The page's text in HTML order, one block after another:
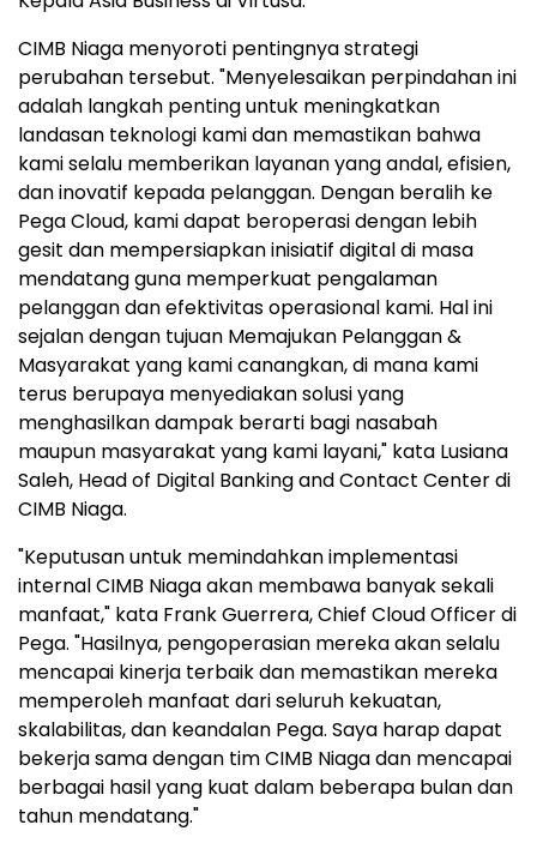
CIMB Niaga menyoroti pentingnya strategi
perubahan tersebut. "Menyelesaikan perpindahan ini
adalah langkah penting untuk meningkatkan
landasan teknologi kami dan memastikan bahwa
kami selalu memberikan layanan yang andal, efisien,
dan inovatif kepada pelanggan. Dengan beralih ke
Pega Cloud, kami dapat beroperasi dengan lebih
gesit dan mempersiapkan inisiatif digital di masa
mendatang guna memperkuat pengalaman
pelanggan dan efektivitas operasional kami. Hal ini
sejalan dengan tujuan Memajukan Pelanggan &
Masyarakat yang kami canangkan, di mana kami
terus berupaya menyediakan solusi yang
menghasilkan dampak berarti bagi nasabah
maupun masyarakat yang kami layani," kata Lusiana
Saleh, Head of Digital Banking and Contact Center di
CIMB Niaga.
"Keputusan untuk memindahkan implementasi
internal CIMB Niaga akan membawa banyak sekali
manfaat," kata Frank Guerrera, Chief Cloud Officer di
Pega. "Hasilnya, pengoperasian mereka akan selalu
mencapai kinerja terbaik dan memastikan mereka
memperoleh manfaat dari seluruh kekuatan,
skalabilitas, dan keandalan Pega. Saya harap dapat
bekerja sama dengan tim CIMB Niaga dan mencapai
berbagai hasil yang kuat dalam beberapa bulan dan
tahun mendatang."